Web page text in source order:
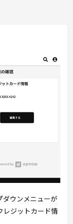
ダウンメニューが
レジットカード情